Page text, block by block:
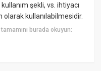
şekli, vs. ihtiyacı
kullanılabilmesidir.
tamamını burada okuyun: